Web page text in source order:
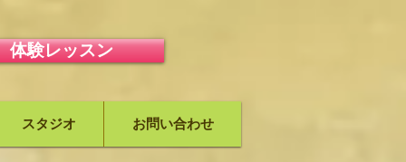
体験レッスン
スタジオ お問い合わせ